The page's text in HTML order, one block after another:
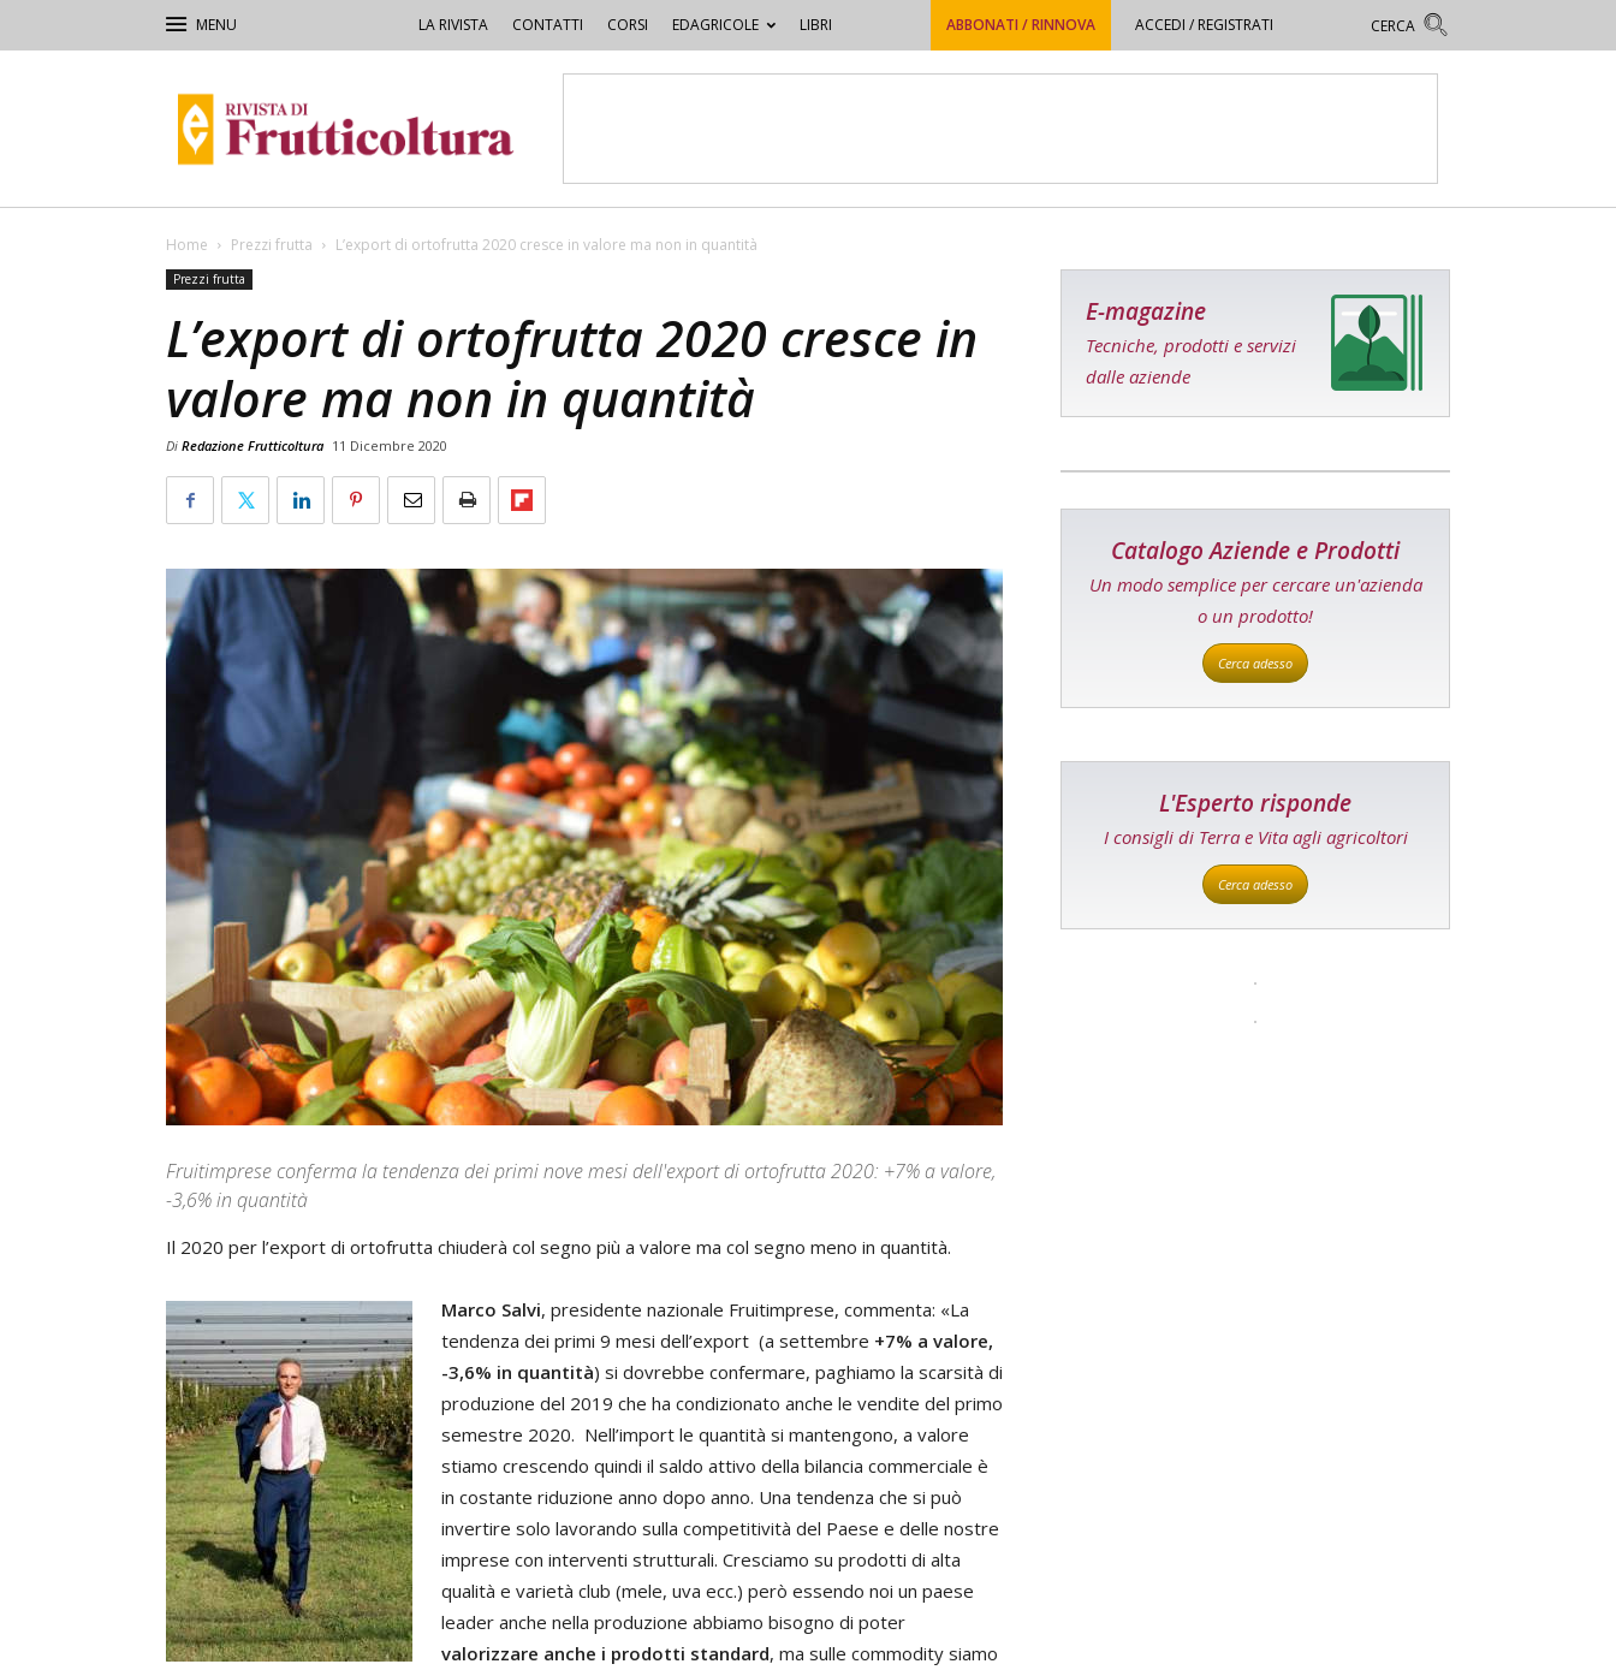
LA RIVISTA CONTATTI CORSI EDAGRICOLE LIBRI ABBONATI / RINNOVA ACCEDI / REGISTRATI
di
Frutticoltura
Home Prezzi frutta L’export di ortofrutta 2020 cresce in valore ma non in quantità
Prezzi frutta
L’export di ortofrutta 2020 cresce in
valore ma non in quantità
Di Redazione Frutticoltura 11 Dicembre 2020
Fruitimprese conferma la tendenza dei primi nove mesi dell'export di ortofrutta 2020: +7% a valore,
-3,6% in quantità
Il 2020 per l’export di ortofrutta chiuderà col segno più a valore ma col segno meno in quantità.
Marco Salvi, presidente nazionale Fruitimprese, commenta: «La
tendenza dei primi 9 mesi dell’export (a settembre +7% a valore,
-3,6% in quantità) si dovrebbe confermare, paghiamo la scarsità di
produzione del 2019 che ha condizionato anche le vendite del primo
semestre 2020. Nell’import le quantità si mantengono, a valore
stiamo crescendo quindi il saldo attivo della bilancia commerciale è
in costante riduzione anno dopo anno. Una tendenza che si può
invertire solo lavorando sulla competitività del Paese e delle nostre
imprese con interventi strutturali. Cresciamo su prodotti di alta
qualità e varietà club (mele, uva ecc.) però essendo noi un paese
leader anche nella produzione abbiamo bisogno di poter
valorizzare anche i prodotti standard, ma sulle commodity siamo
E-magazine
Tecniche, prodotti e servizi
dalle aziende
Catalogo Aziende e Prodotti
Un modo semplice per cercare un'azienda
o un prodotto!
Cerca adesso
L'Esperto risponde
I consigli di Terra e Vita agli agricoltori
Cerca adesso